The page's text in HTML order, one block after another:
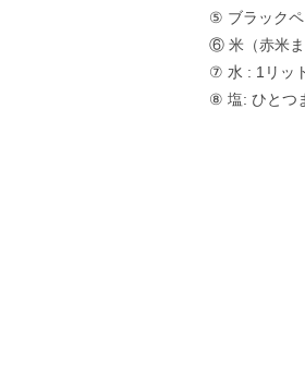
⑤ ブラック
⑥ 米（赤米
⑦ 水 : 1リッ
⑧ 塩: ひとつ